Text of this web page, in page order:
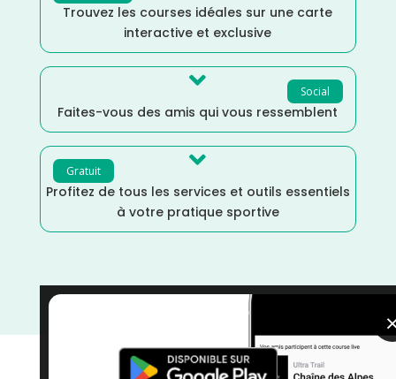
Trouvez les courses idéales sur une carte
interactive et exclusive
Social

Faites-vous des amis qui vous ressemblent
Gratuit 
Profitez de tous les services et outils essentiels
à votre pratique sportive